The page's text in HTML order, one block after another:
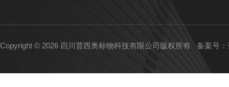
Copyright © 2026 四川普西奥标物科技有限公司版权所有 备案号：